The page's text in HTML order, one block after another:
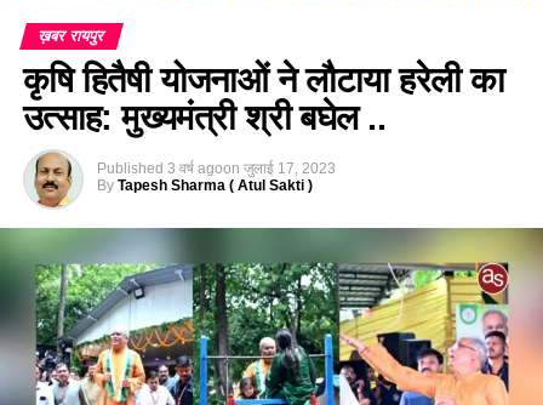
ख़बर रायपुर
कृषि हितैषी योजनाओं ने लौटाया हरेली का
उत्साह: मुख्यमंत्री श्री बघेल ..
Published 3 वर्ष agoon जुलाई 17, 2023
By Tapesh Sharma ( Atul Sakti )